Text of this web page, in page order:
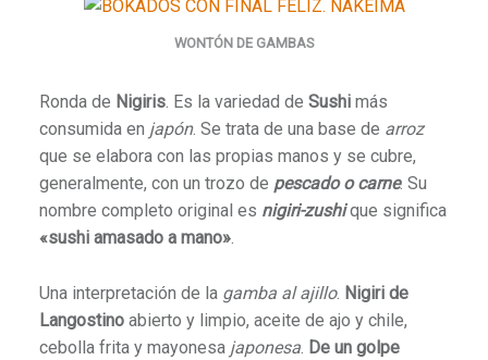
WONTÓN DE GAMBAS
Ronda de Nigiris. Es la variedad de Sushimás
consumida en japón. Se trata de una base de arroz
que se elabora con las propias manos y se cubre,
generalmente, con un trozo de pescado o carne. Su
nombre completo original es nigiri-zushique significa
«sushi amasado a mano».
Una interpretación de la gamba al ajillo. Nigiri de
Langostinoabierto y limpio, aceite de ajo y chile,
cebolla frita y mayonesa japonesa. De un golpe